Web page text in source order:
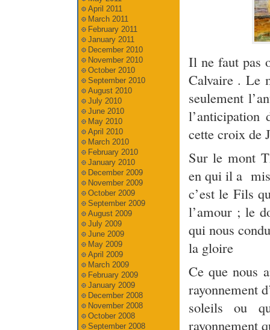
Il ne faut pas
Calvaire . Le
seulement
cette croix de
Sur le mont
en qui il a mis
c’est le Fils
l’amour ; le
qui nous
la gloire
Ce que nous
rayonnement
soleils ou
rayonnement
April 2011
March 2011
February 2011
January 2011
December 2010
November 2010
October 2010
September 2010
August 2010
July 2010
June 2010
May 2010
April 2010
March 2010
February 2010
January 2010
December 2009
November 2009
October 2009
September 2009
August 2009
July 2009
June 2009
May 2009
April 2009
March 2009
February 2009
January 2009
December 2008
November 2008
October 2008
September 2008